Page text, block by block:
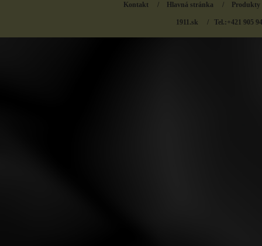
Kontakt / Hlavná stránka / Produkty
1911.sk / Tel.:+421 905